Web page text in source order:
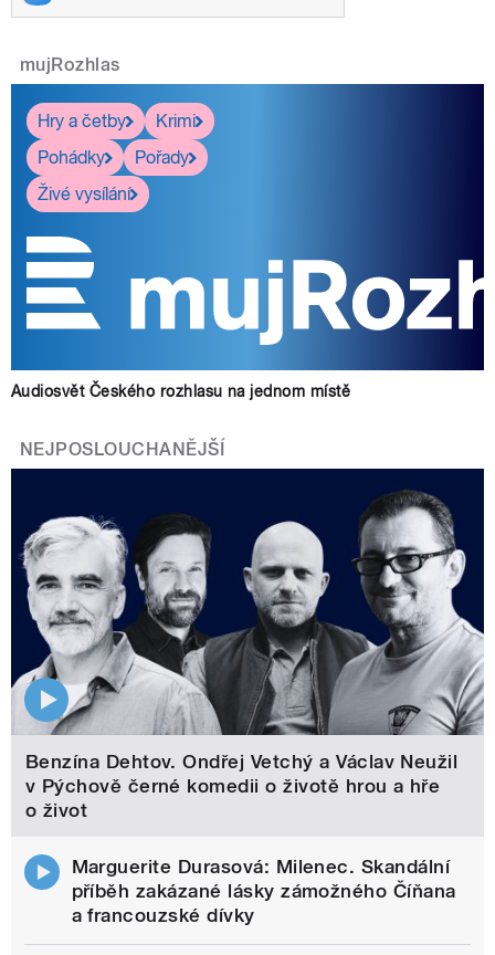
mujRozhlas
Hry a četby
Krimi
Pohádky
Pořady
Živé vysílání
Audiosvět Českého rozhlasu na jednom místě
NEJPOSLOUCHANĚJŠÍ
Benzína Dehtov. Ondřej Vetchý a Václav Neužil
v Pýchově černé komedii o životě hrou a hře
o život
Marguerite Durasová: Milenec. Skandální
příběh zakázané lásky zámožného Číňana
a francouzské dívky